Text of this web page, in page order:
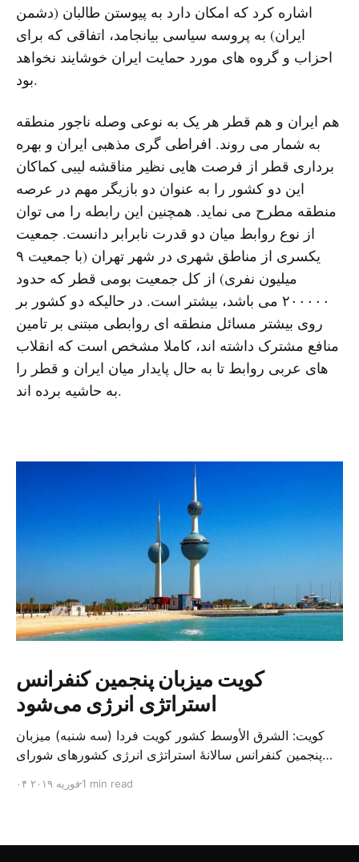
اشاره کرد که امکان دارد به پیوستن طالبان (دشمن
ایران) به پروسه سیاسی بیانجامد، اتفاقی که برای
احزاب و گروه های مورد حمایت ایران خوشایند نخواهد
بود.
هم ایران و هم قطر هر یک به نوعی وصله ناجور منطقه
به شمار می روند. افراطی گری مذهبی ایران و بهره
برداری قطر از فرصت هایی نظیر مناقشه لیبی کماکان
این دو کشور را به عنوان دو بازیگر مهم در عرصه
منطقه مطرح می نماید. همچنین این رابطه را می توان
از نوع روابط میان دو قدرت نابرابر دانست. جمعیت
یکسری از مناطق شهری در شهر تهران (با جمعیت ۹
میلیون نفری) از کل جمعیت بومی قطر که حدود
۲۰۰۰۰۰ می باشد، بیشتر است. در حالیکه دو کشور بر
روی بیشتر مسائل منطقه ای روابطی مبتنی بر تامین
منافع مشترک داشته اند، کاملا مشخص است که انقلاب
های عربی روابط تا به حال پایدار میان ایران و قطر را
به حاشیه برده اند.
کویت میزبان پنجمین کنفرانس
استراتژی انرژی می‌شود
کویت: الشرق الأوسط کشور کویت فردا (سه شنبه) میزبان
پنجمین کنفرانس سالانهٔ استراتژی انرژی کشورهای شورای
متخصص از شرکت‌های جهانی نفت و گاز در این کنفرانس
۰۴ فوریه ۲۰۱۹1 min read